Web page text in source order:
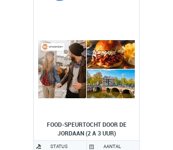
FOOD-SPEURTOCHT DOOR DE
JORDAAN (2 A 3 UUR)
STATUS
AANTAL